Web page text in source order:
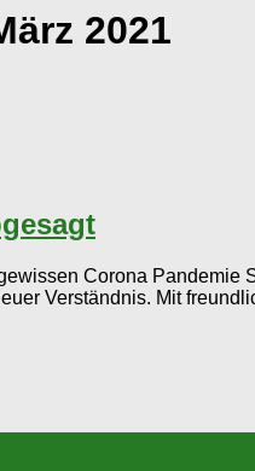
2021
Corona Pandemie
Verständnis. Mit